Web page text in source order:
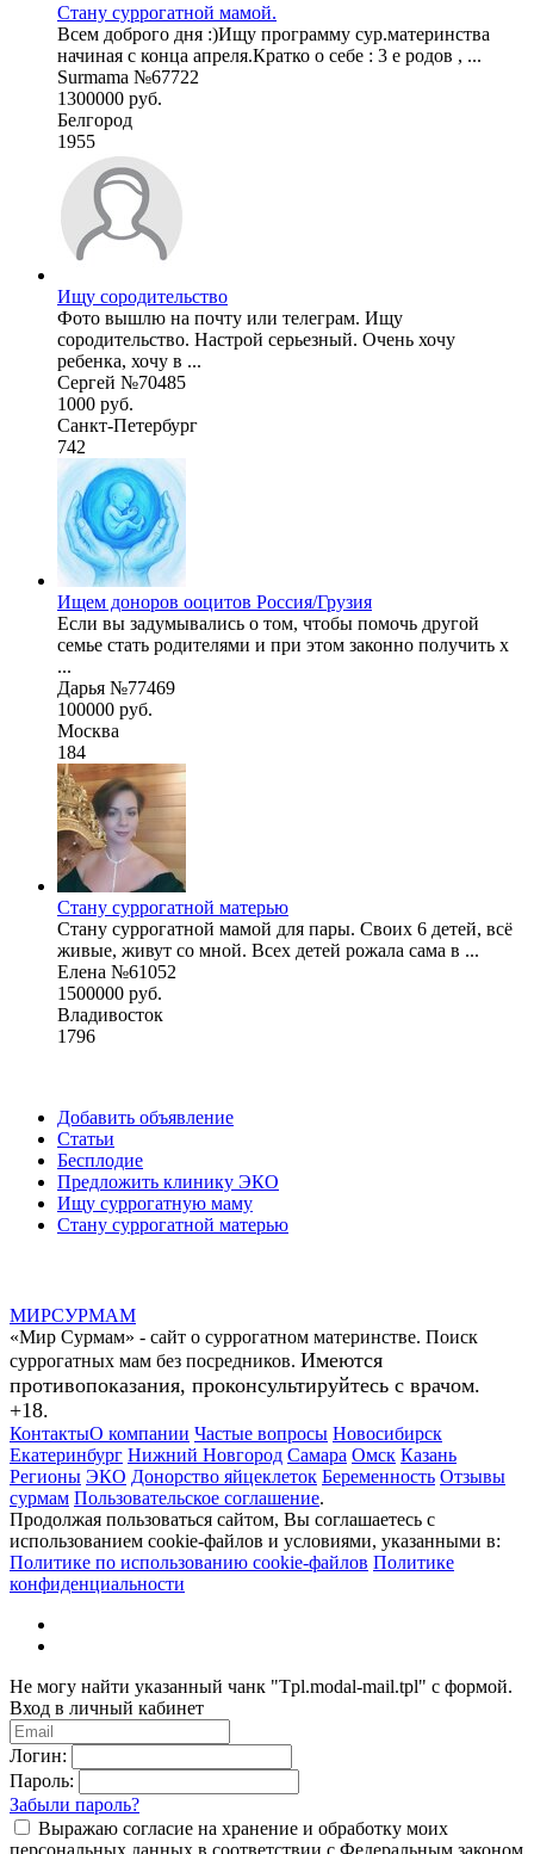
Стану суррогатной мамой.
Всем доброго дня :)Ищу программу сур.материнства
начиная с конца апреля.Кратко о себе : 3 е родов , ...
Surmama №67722
1300000 руб.
Белгород
1955
Ищу сородительство
Фото вышлю на почту или телеграм. Ищу
сородительство. Настрой серьезный. Очень хочу
ребенка, хочу в ...
Сергей №70485
1000 руб.
Санкт-Петербург
742
Ищем доноров ооцитов Россия/Грузия
Если вы задумывались о том, чтобы помочь другой
семье стать родителями и при этом законно получить х
...
Дарья №77469
100000 руб.
Москва
184
Стану суррогатной матерью
Стану суррогатной мамой для пары. Своих 6 детей, всё
живые, живут со мной. Всех детей рожала сама в ...
Елена №61052
1500000 руб.
Владивосток
1796
Добавить объявление
Статьи
Бесплодие
Предложить клинику ЭКО
Ищу суррогатную маму
Стану суррогатной матерью
МИРСУРМАМ
«Мир Сурмам» - сайт о суррогатном материнстве. Поиск
суррогатных мам без посредников. Имеются
противопоказания, проконсультируйтесь с врачом.
+18.
КонтактыО компании Частые вопросы Новосибирск
Екатеринбург Нижний Новгород Самара Омск Казань
Регионы ЭКО Донорство яйцеклеток Беременность Отзывы
сурмам Пользовательское соглашение.
Продолжая пользоваться сайтом, Вы соглашаетесь с
использованием cookie-файлов и условиями, указанными в:
Политике по использованию cookie-файлов Политике
конфиденциальности
Не могу найти указанный чанк "Tpl.modal-mail.tpl" с формой.
Вход в личный кабинет
Логин:
Пароль:
Забыли пароль?
Выражаю согласие на хранение и обработку моих
персональных данных в соответствии с Федеральным законом